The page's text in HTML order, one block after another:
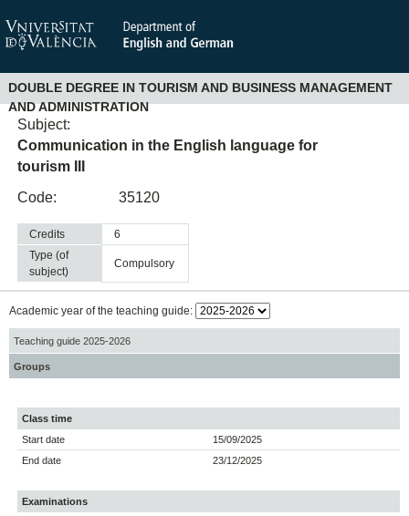
DOUBLE DEGREE IN TOURISM AND BUSINESS MANAGEMENT
AND ADMINISTRATION
Subject:
Communication in the English language for
tourism III
Code:
35120
Credits
6
Type (of
subject)
compulsory
Academic year of the teaching guide:
Teaching guide 2025-2026
Groups
Class time
Start date
15/09/2025
End date
23/12/2025
Examinations